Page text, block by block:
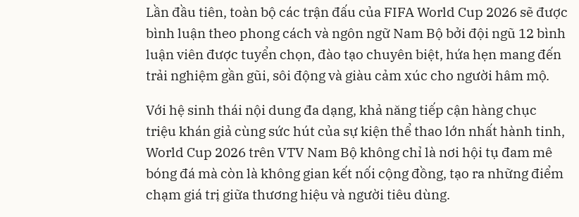
Lần đầu tiên, toàn bộ các trận đấu của FIFA World Cup 2026 sẽ được
bình luận theo phong cách và ngôn ngữ Nam Bộ bởi đội ngũ 12 bình
luận viên được tuyển chọn, đào tạo chuyên biệt, hứa hẹn mang đến
trải nghiệm gần gũi, sôi động và giàu cảm xúc cho người hâm mộ.
Với hệ sinh thái nội dung đa dạng, khả năng tiếp cận hàng chục
triệu khán giả cùng sức hút của sự kiện thể thao lớn nhất hành tinh,
World Cup 2026 trên VTV Nam Bộ không chỉ là nơi hội tụ đam mê
bóng đá mà còn là không gian kết nối cộng đồng, tạo ra những điểm
chạm giá trị giữa thương hiệu và người tiêu dùng.